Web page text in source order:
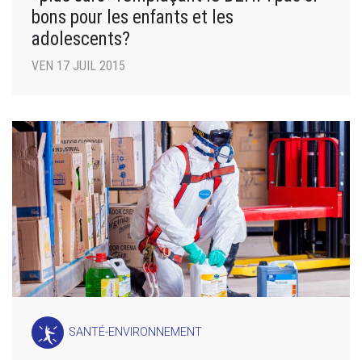
bons pour les enfants et les
adolescents?
VEN 17 JUIL 2015
SANTÉ-ENVIRONNEMENT